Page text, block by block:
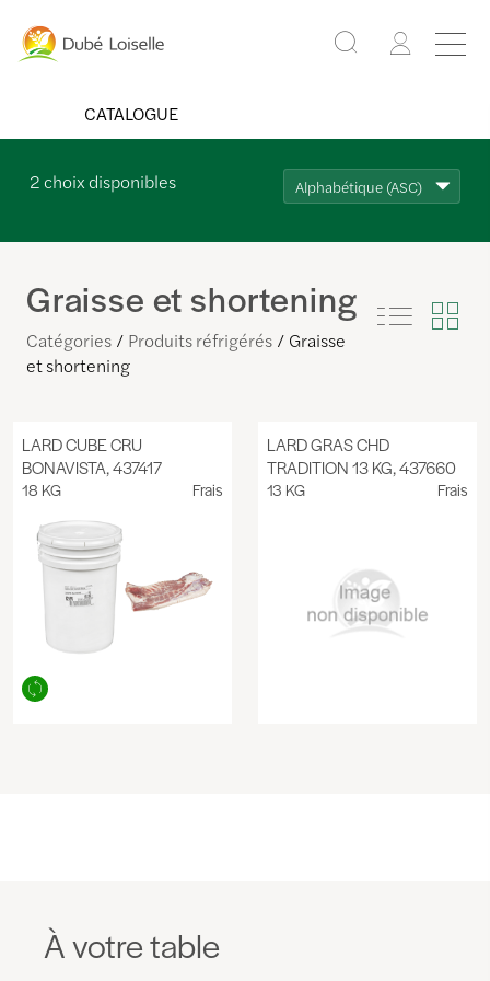
CATALOGUE
2choix disponibles Alphabétique (ASC)
Graisse et shortening
Catégories Produits réfrigérés
Graisse
et shortening
LARD CUBE CRU
BONAVISTA, 437417
18 KG Frais
LARD GRAS CHD
TRADITION 13 KG, 437660
13 KG Frais
À votre table